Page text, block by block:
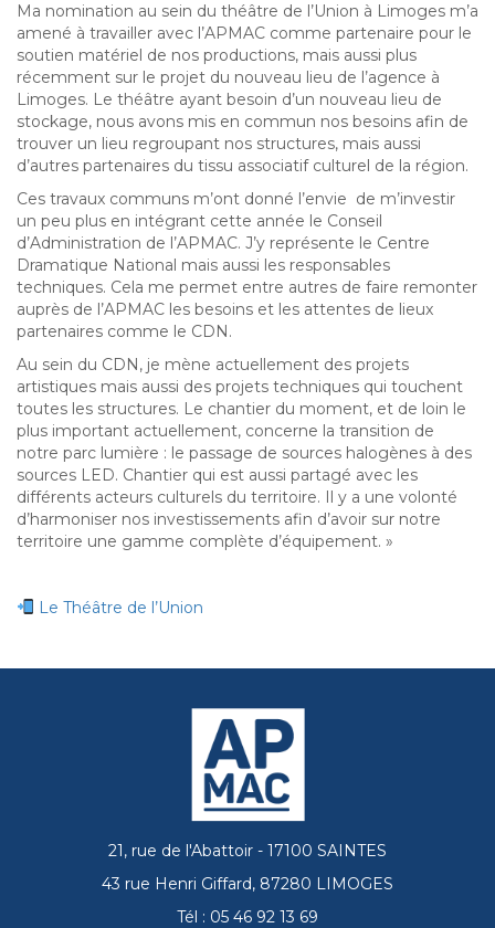
Ma nomination au sein du théâtre de l’Union à Limoges m’a
amené à travailler avec l’APMAC comme partenaire pour le
soutien matériel de nos productions, mais aussi plus
récemment sur le projet du nouveau lieu de l’agence à
Limoges. Le théâtre ayant besoin d’un nouveau lieu de
stockage, nous avons mis en commun nos besoins afin de
trouver un lieu regroupant nos structures, mais aussi
d’autres partenaires du tissu associatif culturel de la région.
Ces travaux communs m’ont donné l’envie de m’investir
un peu plus en intégrant cette année le Conseil
d’Administration de l’APMAC. J’y représente le Centre
Dramatique National mais aussi les responsables
techniques. Cela me permet entre autres de faire remonter
auprès de l’APMAC les besoins et les attentes de lieux
partenaires comme le CDN.
Au sein du CDN, je mène actuellement des projets
artistiques mais aussi des projets techniques qui touchent
toutes les structures. Le chantier du moment, et de loin le
plus important actuellement, concerne la transition de
notre parc lumière : le passage de sources halogènes à des
sources LED. Chantier qui est aussi partagé avec les
différents acteurs culturels du territoire. Il y a une volonté
d’harmoniser nos investissements afin d’avoir sur notre
territoire une gamme complète d’équipement. »
Le Théâtre de l’Union
21, rue de l'Abattoir - 17100 SAINTES
43 rue Henri Giffard, 87280 LIMOGES
Tél : 05 46 92 13 69